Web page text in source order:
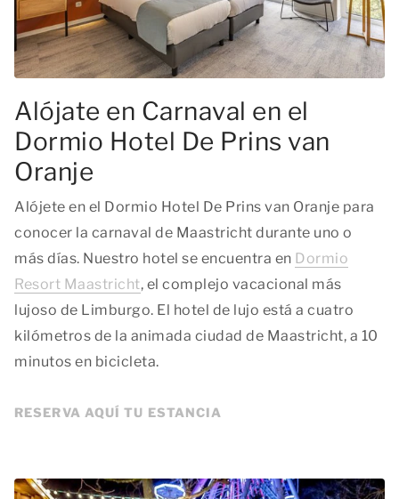
Alójate en Carnaval en el
Dormio Hotel De Prins van
Oranje
Alójete en el Dormio Hotel De Prins van Oranje para
conocer la carnaval de Maastricht durante uno o
más días. Nuestro hotel se encuentra en Dormio
Resort Maastricht, el complejo vacacional más
lujoso de Limburgo. El hotel de lujo está a cuatro
kilómetros de la animada ciudad de Maastricht, a 10
minutos en bicicleta.
RESERVA AQUÍ TU ESTANCIA